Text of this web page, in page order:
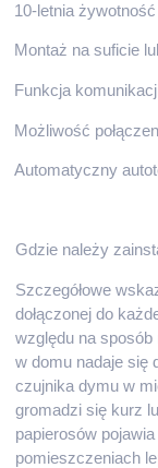
10-letnia
Montaż na suficie
Funkcja
Możliwość
Automatyczny
Gdzie należy
Szczegółowe
dołączonej do
względu na
w domu nadaje się
czujnika dymu w
gromadzi się kurz
papierosów
pomieszczeniach